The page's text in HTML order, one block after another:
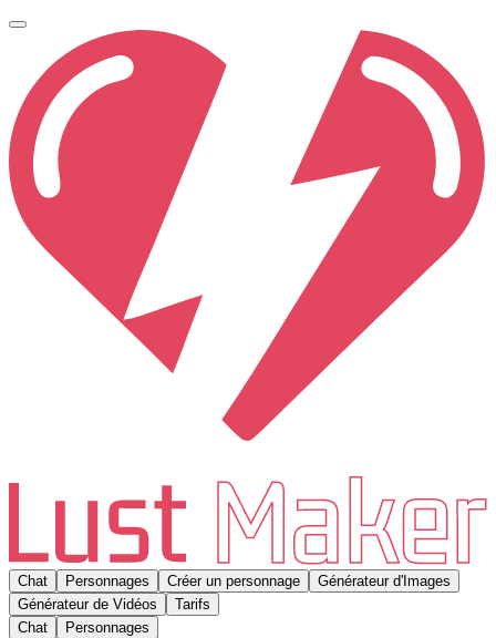
Chat Personnages Créer un personnage
Générateur d'Images
Générateur de Vidéos
Tarifs
Chat
Personnages